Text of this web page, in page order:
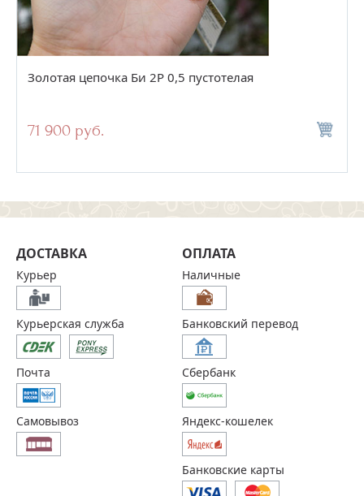
Золотая цепочка Би 2Р 0,5 пустотелая
71 900 руб.
ДОСТАВКА
Курьер
Курьерская служба
Почта
Самовывоз
ОПЛАТА
Наличные
Банковский перевод
Сбербанк
Яндекс-кошелек
Банковские карты